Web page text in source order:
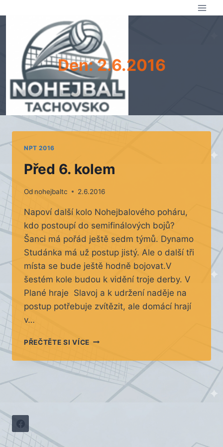
Den: 2.6.2016
NPT 2016
Před 6. kolem
Od nohejbaltc 2.6.2016
Napoví další kolo Nohejbalového poháru,
kdo postoupí do semifinálových bojů?
Šanci má pořád ještě sedm týmů. Dynamo
Studánka má už postup jistý. Ale o další tři
místa se bude ještě hodně bojovat.V
šestém kole budou k vidění troje derby. V
Plané hraje Slavoj a k udržení naděje na
postup potřebuje zvítězit, ale domácí hrají
v…
PŘEČTĚTE SI VÍCEPŘED
KOLEM